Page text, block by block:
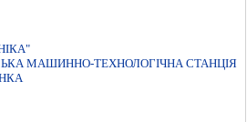
МАШИННО-ТЕХНОЛОГIЧНА СТАНЦIЯ